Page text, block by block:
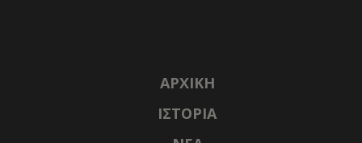
ΑΡΧΙΚΉ
ΙΣΤΟΡΊΑ